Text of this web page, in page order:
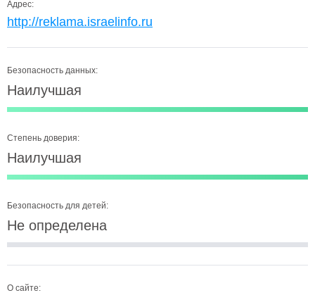
Адрес:
http://reklama.israelinfo.ru
Безопасность данных:
Наилучшая
Степень доверия:
Наилучшая
Безопасность для детей:
Не определена
О сайте: